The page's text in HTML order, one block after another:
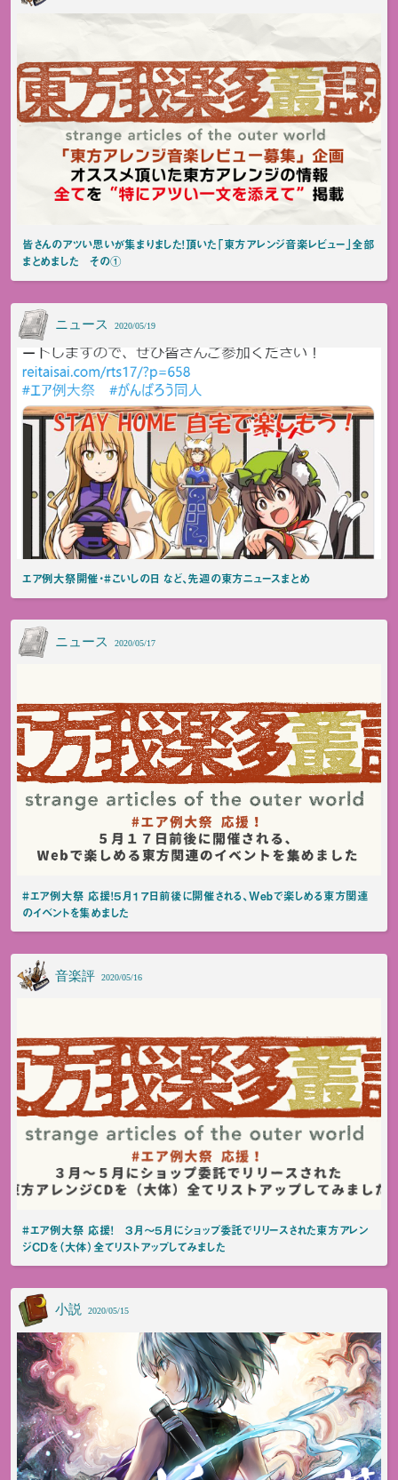
皆さんのアツい思いが集まりました！頂いた「東方アレンジ音楽レビュー」全部
まとめました その①
ニュース 2020/05/19
エア例大祭開催・#こいしの日 など、先週の東方ニュースまとめ
ニュース 2020/05/17
#エア例大祭 応援！５月１７日前後に開催される、Webで楽しめる東方関連
のイベントを集めました
音楽評 2020/05/16
#エア例大祭 応援！ ３月～５月にショップ委託でリリースされた東方アレン
ジCDを（大体）全てリストアップしてみました
小説 2020/05/15